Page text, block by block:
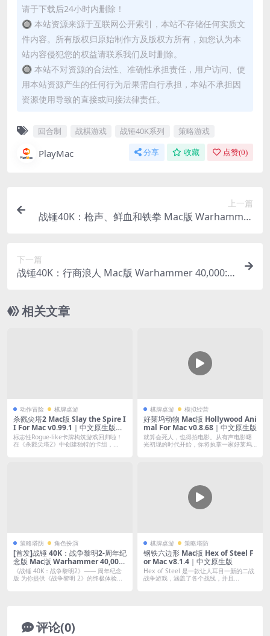
请于下载后24小时内删除！
🔘 本站资源来源于互联网公开索引，本站不存储任何实质文
件内容。所有版权归原始制作方及版权方所有，如您认为本
站内容侵犯您的权益请联系我们及时删除。
🔘 本站不对资源的合法性、准确性承担责任，用户访问、使
用本站资源产生的任何行为后果需自行承担，本站不承担因
资源使用导致的直接或间接法律责任。
回合制 战棋游戏 战锤40K系列 策略游戏
PlayMac 分享 收藏 点赞(0)
上一篇
战锤40K：枪声、鲜血和铁拳 Mac版 Warhammer
戏
下一篇
战锤40K：行商浪人 Mac版 Warhammer 40,000:
目前战锤40K系列最佳的CRPG题材游戏｜含全DLC
相关文章
动作冒险 棋牌桌游
杀戮尖塔2 Mac版 Slay the Spire I
I For Mac v0.99.1｜中文原生版｜
肉鸽卡牌游戏的代表正统续作！
标志性Rogue-like卡牌构筑游戏回归啦！
在《杀戮尖塔2》中创建独特的卡组，...
棋牌桌游 模拟经营
好莱坞动物 Mac版 Hollywood Ani
mal For Mac v0.8.68｜中文原生版
就算会死人，也得拍电影。从有声电影曙
光初现的时代开始，你将执掌一家好莱坞
策略塔防 角色扮演
[首发]战锤 40K：战争黎明2-周年纪
念版 Mac版 Warhammer 40,000:
Dawn of War II For Mac v1.0.3｜
原生破解版｜快节奏太空即时战略
《战锤 40K：战争黎明2》—— 周年纪念
版 为你提供《战争黎明 2》的终极体验...
棋牌桌游 策略塔防
钢铁六边形 Mac版 Hex of Steel F
or Mac v8.1.4｜中文原生版
Hex of Steel 是一款让人耳目一新的二战
战争游戏，涵盖了各个战线，并且...
评论(0)